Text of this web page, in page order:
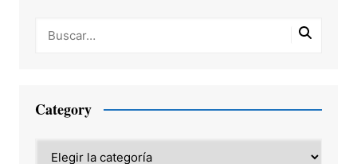
Category